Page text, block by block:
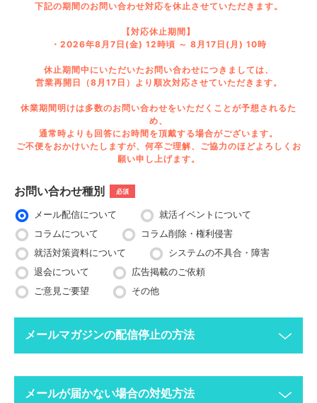
下記の期間のお問い合わせ対応を休止させていただきます。
【対応休止期間】
・2026年8月7日(金) 12時頃 ～ 8月17日(月) 10時
休止期間中にいただいたお問い合わせにつきましては、
営業再開日（8月17日）より順次対応させていただきます。
休業期間明けは多数のお問い合わせをいただくことが予想されるた
め、
通常時よりも回答にお時間を頂戴する場合がございます。
ご不便をおかけいたしますが、何卒ご理解、ご協力のほどよろしくお
願い申し上げます。
お問い合わせ種別 必須
メール配信について
就活イベントについて
コラムについて
コラム削除・権利侵害
就活対策資料について
システムの不具合・障害
退会について
広告掲載のご依頼
ご意見ご要望
その他
メールマガジンの配信停止の方法
ってください。
メールが届かない場合の対処方法